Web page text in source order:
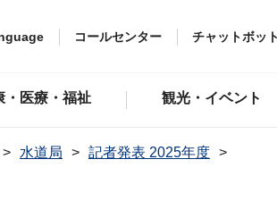
コールセンター チャットボット
・医療・福祉 観光・イベント
水道局
記者発表 2025年度